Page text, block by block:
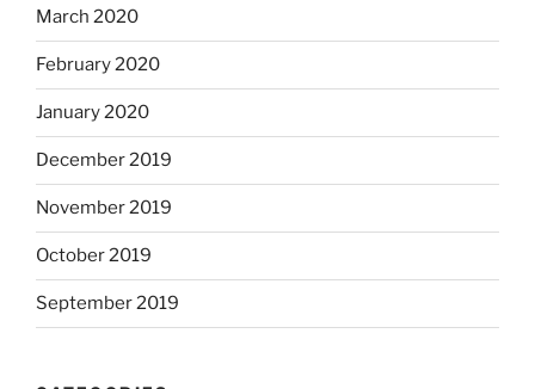
March 2020
February 2020
January 2020
December 2019
November 2019
October 2019
September 2019